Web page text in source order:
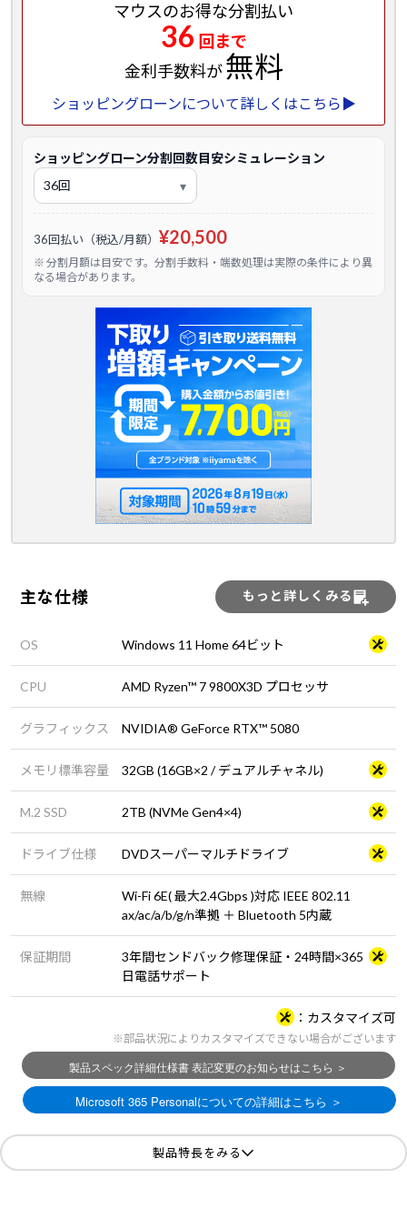
マウスのお得な分割払い
36 回まで
金利手数料が無料
ショッピングローンについて詳しくはこちら▶
ショッピングローン分割回数目安シミュレーション
36回払い（税込/月額） ¥20,500
※ 分割月額は目安です。分割手数料・端数処理は実際の条件により異
なる場合があります。
主な仕様 もっと詳しくみる
OS Windows 11 Home 64ビット
CPU AMD Ryzen™ 7 9800X3D プロセッサ
グラフィックス NVIDIA® GeForce RTX™ 5080
メモリ標準容量 32GB (16GB×2 / デュアルチャネル)
M.2 SSD 2TB (NVMe Gen4×4)
ドライブ仕様 DVDスーパーマルチドライブ
無線
Wi-Fi 6E( 最大2.4Gbps )対応 IEEE 802.11
ax/ac/a/b/g/n準拠 ＋ Bluetooth 5内蔵
保証期間
3年間センドバック修理保証・24時間×365
日電話サポート
カスタマイズ可
※部品状況によりカスタマイズできない場合がございます
製品特長をみる